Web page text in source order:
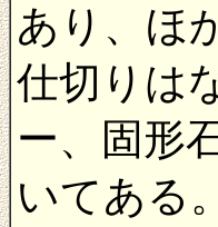
あり、ほ
仕切りは
ー、固形
いてある